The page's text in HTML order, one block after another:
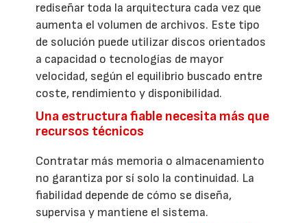
rediseñar toda la arquitectura cada vez que
aumenta el volumen de archivos. Este tipo
de solución puede utilizar discos orientados
a capacidad o tecnologías de mayor
velocidad, según el equilibrio buscado entre
coste, rendimiento y disponibilidad.
Una estructura fiable necesita más que
recursos técnicos
Contratar más memoria o almacenamiento
no garantiza por sí solo la continuidad. La
fiabilidad depende de cómo se diseña,
supervisa y mantiene el sistema.